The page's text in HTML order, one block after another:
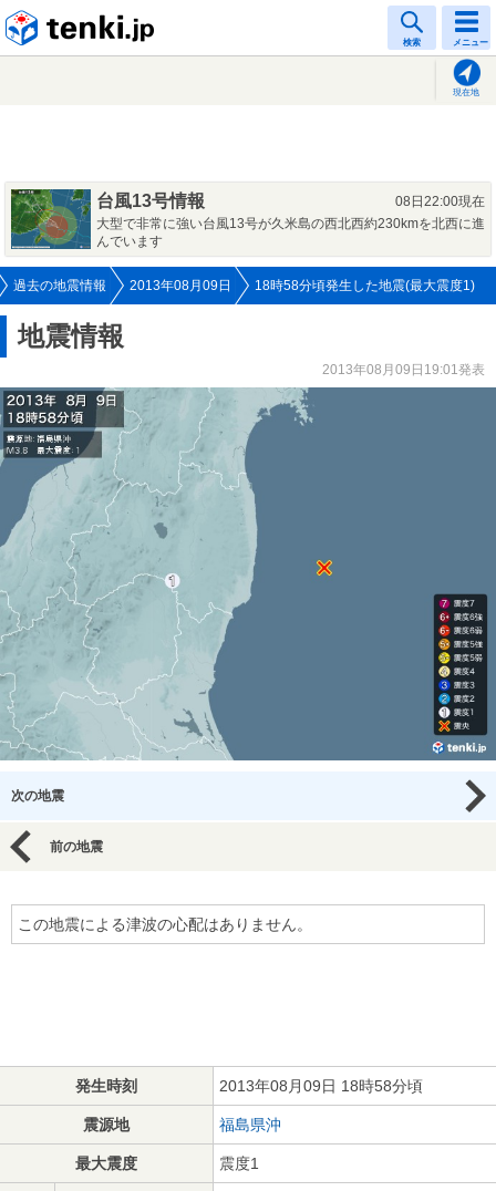
検索 メニュー
現在地
台風13号情報
08日22:00現在
大型で非常に強い台風13号が久米島の西北西約230kmを北西に進
んでいます
過去の地震情報 2013年08月09日 18時58分頃発生した地震(最大震度1)
地震情報
2013年08月09日19:01発表
次の地震
前の地震
この地震による津波の心配はありません。
発生時刻 2013年08月09日 18時58分頃
震源地 福島県沖
最大震度 震度1